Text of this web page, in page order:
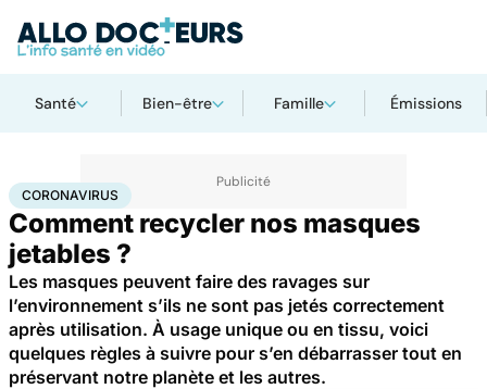
Santé Bien-être Famille Émissions
AccueilSantéMaladies Coronavirus
CORONAVIRUS
Comment recycler nos masques
jetables ?
Les masques peuvent faire des ravages sur
l’environnement s’ils ne sont pas jetés correctement
après utilisation. À usage unique ou en tissu, voici
quelques règles à suivre pour s’en débarrasser tout en
préservant notre planète et les autres.